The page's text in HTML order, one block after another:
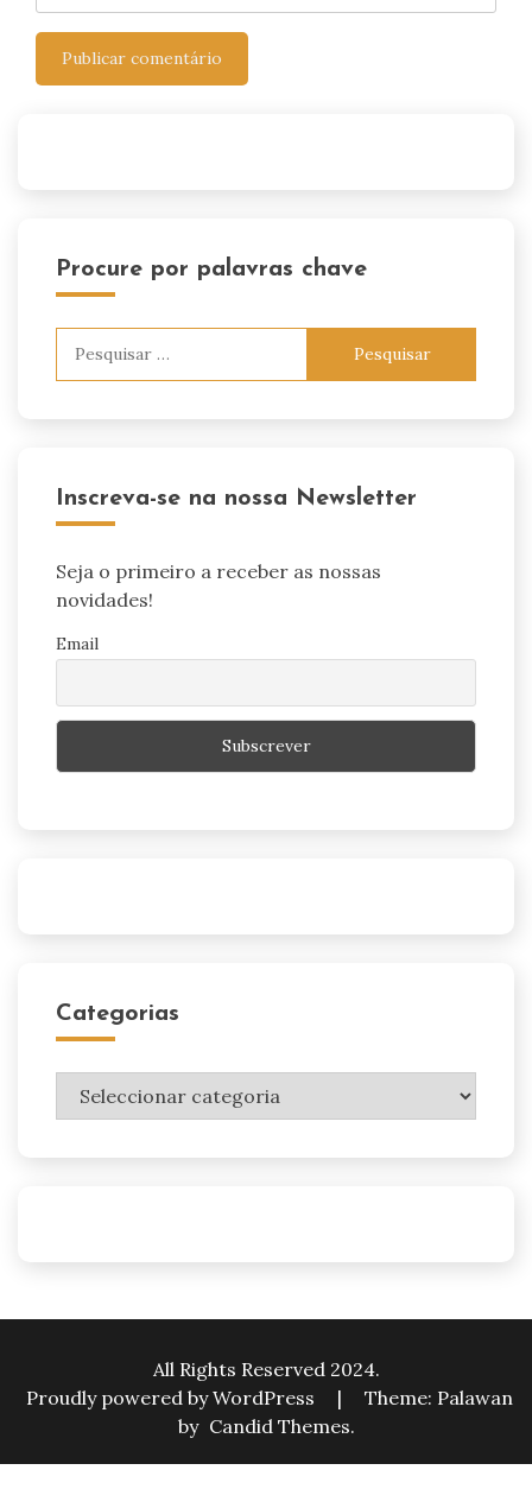
Procure por palavras chave
Inscreva-se na nossa Newsletter
Seja o primeiro a receber as nossas
novidades!
Email
Categorias
Categorias
All Rights Reserved 2024.
Proudly powered by WordPress
|
Theme: Palawan
by Candid Themes.